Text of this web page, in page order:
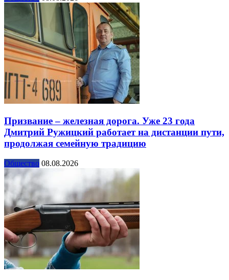
Призвание – железная дорога. Уже 23 года
Дмитрий Ружицкий работает на дистанции пути,
продолжая семейную традицию
Общество 08.08.2026